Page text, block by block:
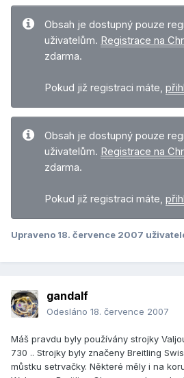
Obsah je dostupný pouze
uživatelům. Registrace na
zdarma.
Pokud již registraci máte,
Obsah je dostupný pouze
uživatelům. Registrace na
zdarma.
Pokud již registraci máte,
Upraveno 18. července 2007
gandalf
Odesláno 18. července 2007
Máš pravdu byly používány strojky
730 .. Strojky byly značeny Breitling
můstku setrvačky. Některé měly i na